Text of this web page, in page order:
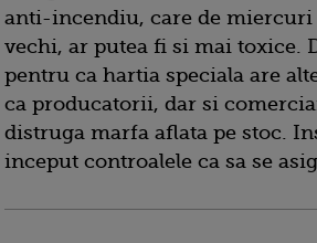
anti-incendiu, care de miercuri
vechi, ar putea fi si mai toxice.
pentru ca hartia speciala are
ca producatorii, dar si
distruga marfa aflata pe stoc.
inceput controalele ca sa se